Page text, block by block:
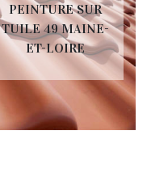
PEINTURE SUR
TUILE 49 MAINE-
ET-LOIRE